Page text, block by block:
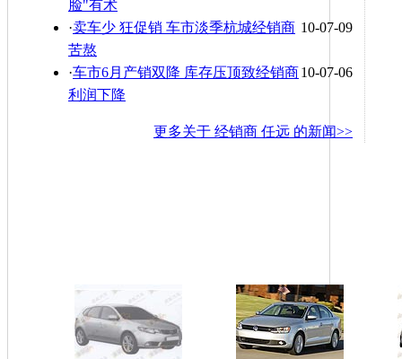
脸"有术
10-07-09
·卖车少 狂促销 车市淡季杭城经销商
苦熬
10-07-06
·车市6月产销双降 库存压顶致经销商
利润下降
更多关于 经销商 任远 的新闻>>